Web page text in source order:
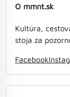
O mmnt.sk
Kultúra,
stoja za
Facebook